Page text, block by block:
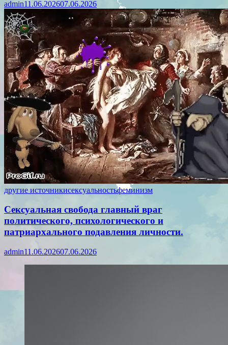
admin11.06.202607.06.2026
другие источникисексуальностьфеминизм
Сексуальная свобода главный враг
политического, психологического и
патриархального подавления личности.
admin11.06.202607.06.2026